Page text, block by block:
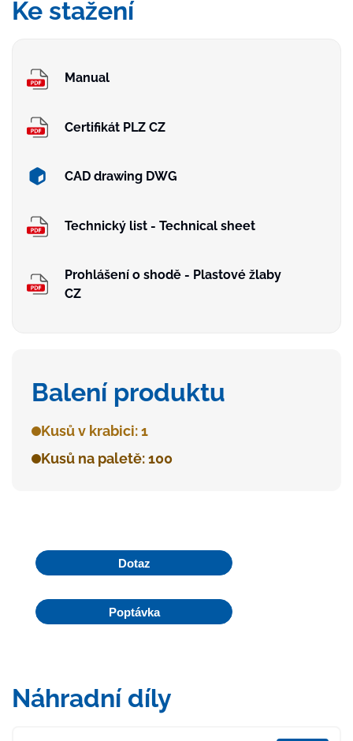
Ke stažení
Manual
Certifikát PLZ CZ
CAD drawing DWG
Technický list - Technical sheet
Prohlášení o shodě - Plastové žlaby
CZ
Balení produktu
Kusů v krabici: 1
Kusů na paletě: 100
Dotaz
Poptávka
Náhradní díly